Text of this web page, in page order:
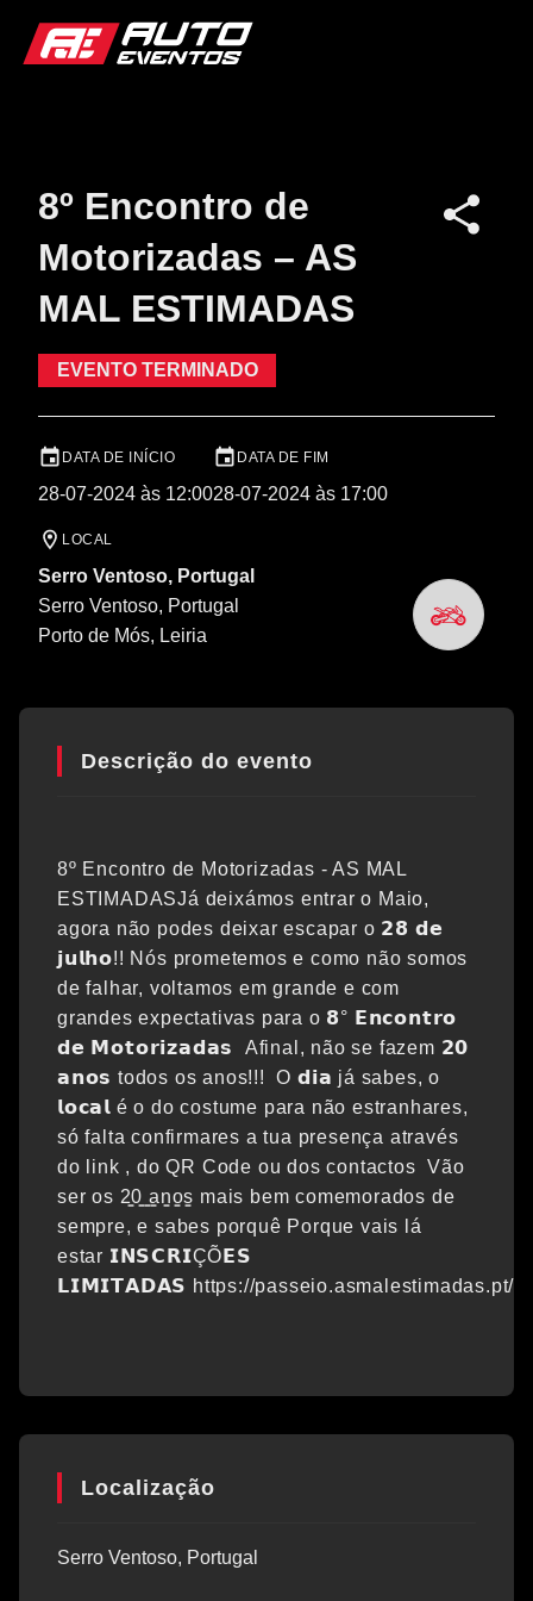
8º Encontro de
Motorizadas – AS
MAL ESTIMADAS
EVENTO TERMINADO
DATA DE INÍCIO
28-07-2024 às 12:00
DATA DE FIM
28-07-2024 às 17:00
LOCAL
Serro Ventoso, Portugal
Serro Ventoso, Portugal
Porto de Mós, Leiria
Descrição do evento
8º Encontro de Motorizadas - AS MAL
ESTIMADASJá deixámos entrar o Maio,
agora não podes deixar escapar o 𝟮𝟴 𝗱𝗲
𝗷𝘂𝗹𝗵𝗼!! Nós prometemos e como não somos
de falhar, voltamos em grande e com
grandes expectativas para o 𝟴° 𝗘𝗻𝗰𝗼𝗻𝘁𝗿𝗼
𝗱𝗲 𝗠𝗼𝘁𝗼𝗿𝗶𝘇𝗮𝗱𝗮𝘀 Afinal, não se fazem 𝟮𝟬
𝗮𝗻𝗼𝘀 todos os anos!!! O 𝗱𝗶𝗮 já sabes, o
𝗹𝗼𝗰𝗮𝗹 é o do costume para não estranhares,
só falta confirmares a tua presença através
do link , do QR Code ou dos contactos Vão
ser os 2̳0̳ ̳a̳n̳o̳s̳ mais bem comemorados de
sempre, e sabes porquê Porque vais lá
estar 𝗜𝗡𝗦𝗖𝗥𝗜ÇÕ𝗘𝗦
𝗟𝗜𝗠𝗜𝗧𝗔𝗗𝗔𝗦 https://passeio.asmalestimadas.pt/
Localização
Serro Ventoso, Portugal